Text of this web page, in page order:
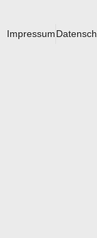
Impressum